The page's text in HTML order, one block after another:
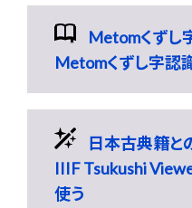
Metomくずし
Metomくずし字認
日本古典籍と
IIIF Tsukushi
使う